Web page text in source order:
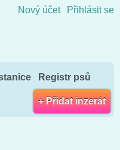
Nový účet Přihlásit se
Registr psů
+ Přidat inzerát